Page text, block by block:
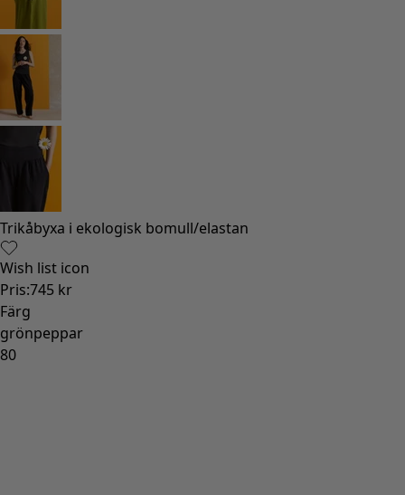
Trikåbyxa i ekologisk bomull/elastan
Wish list icon
Pris:745 kr
Färg
grönpeppar
80